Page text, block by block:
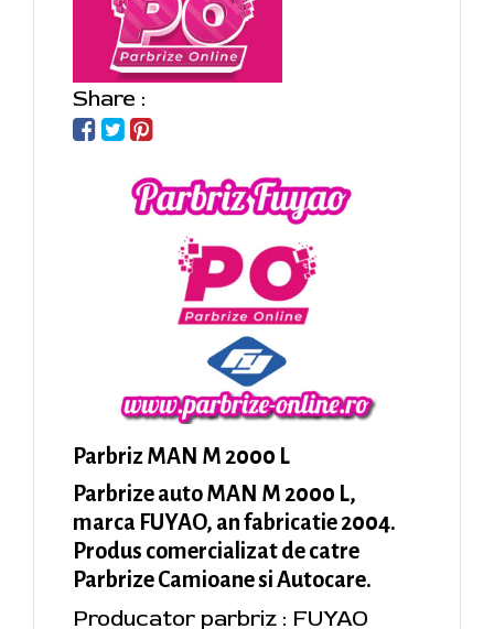
Share :
Parbriz MAN M 2000 L
Parbrize auto MAN M 2000 L,
marca FUYAO, an fabricatie 2004.
Produs comercializat de catre
Parbrize Camioane si Autocare.
Producator parbriz : FUYAO